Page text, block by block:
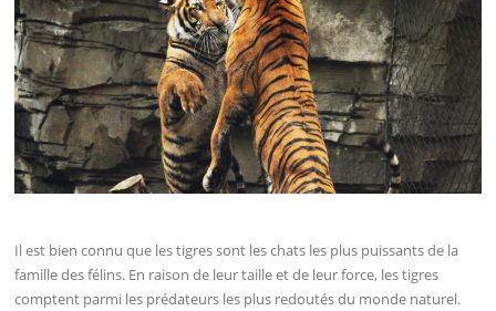
Il est bien connu que les tigres sont les chats les plus puissants de la
famille des félins. En raison de leur taille et de leur force, les tigres
comptent parmi les prédateurs les plus redoutés du monde naturel.